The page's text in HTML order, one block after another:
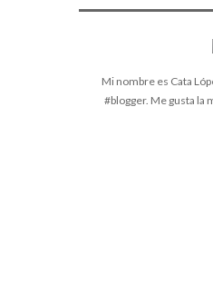
Mi nombre es Cata
#blogger. Me gusta la